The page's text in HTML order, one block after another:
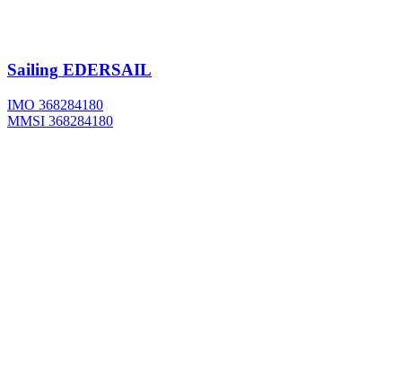
Sailing EDERSAIL
IMO 368284180
MMSI 368284180